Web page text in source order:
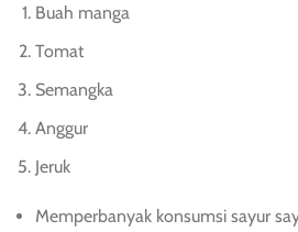
Buah manga
Tomat
Semangka
Anggur
Jeruk
Memperbanyak konsumsi sayur